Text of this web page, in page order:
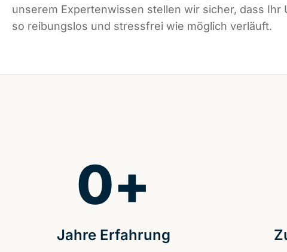
unserem Expertenwissen stellen wir sicher, dass Ihr
so reibungslos und stressfrei wie möglich verläuft.
Jahre Erfahrung
0+